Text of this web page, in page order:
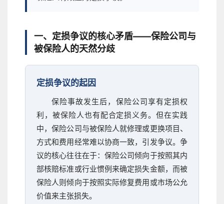
一、定损争议的核心矛盾——保险公司与
被保险人的天然分歧
定损争议的起因
保险事故发生后，保险公司享有定损权
利，被保险人也有配合定损义务。但在实践
中，保险公司与被保险人就修理或更换项目、
方式和费用经常难以协商一致，引发争议。争
议的核心往往在于：保险公司倾向于按照其内
部核赔标准或行业惯例来确定损失金额，而被
保险人则倾向于按照实际修复费用或市场公允
价值来主张损失。